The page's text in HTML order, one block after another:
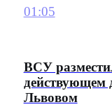
01:05
ВСУ
действующем
Львовом